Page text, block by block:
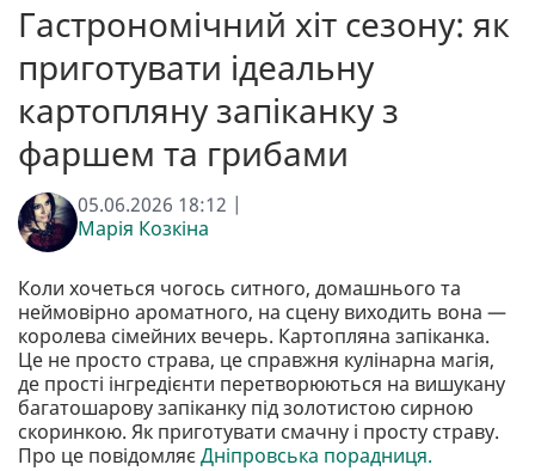
Гастрономічний хіт сезону: як
приготувати ідеальну
картопляну запіканку з
фаршем та грибами
05.06.2026 18:12 |
Марія Козкіна
Коли хочеться чогось ситного, домашнього та
неймовірно ароматного, на сцену виходить вона —
королева сімейних вечерь. Картопляна запіканка.
Це не просто страва, це справжня кулінарна магія,
де прості інгредієнти перетворюються на вишукану
багатошарову запіканку під золотистою сирною
скоринкою. Як приготувати смачну і просту страву.
Про це повідомляєДніпровська порадниця.